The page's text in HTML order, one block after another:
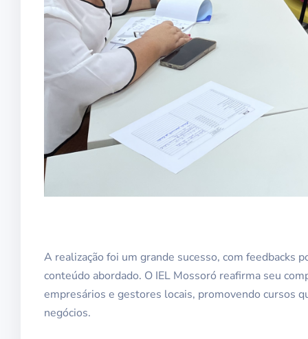
A realização foi um grande sucesso, com feedbacks
conteúdo abordado. O IEL Mossoró reafirma seu
empresários e gestores locais, promovendo cursos
negócios.